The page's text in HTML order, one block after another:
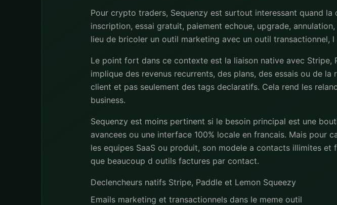
Pour crypto traders, Sequenzy est surtout interessant quand
inscription, essai gratuit, paiement echoue, upgrade,
lieu de bricoler un outil marketing avec un outil transactionnel,
Le point fort dans ce contexte est la liaison native avec Stripe,
implique des revenus recurrents, des plans, des essais ou de
client et pas seulement des tags declaratifs. Cela rend les
business.
Sequenzy est moins pertinent si le besoin principal est une
avancees ou une interface 100% locale en francais. Mais pour
les equipes SaaS ou produit, son modele a contacts illimites
que beaucoup d outils factures par contact.
Declencheurs natifs Stripe, Paddle et Lemon Squeezy
Emails marketing et transactionnels dans le meme outil